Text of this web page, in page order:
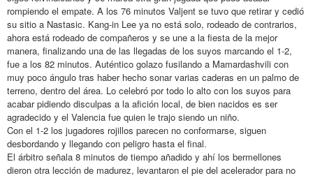
rompiendo el empate. A los 76 minutos Valjent se tuvo que retirar y cedió
su sitio a Nastasic. Kang-in Lee ya no está solo, rodeado de contrarios,
ahora está rodeado de compañeros y se une a la fiesta de la mejor
manera, finalizando una de las llegadas de los suyos marcando el 1-2,
fue a los 82 minutos. Auténtico golazo fusilando a Mamardashvili con
muy poco ángulo tras haber hecho sonar varias caderas en un palmo de
terreno, dentro del área. Lo celebró por todo lo alto con los suyos para
acabar pidiendo disculpas a la afición local, de bien nacidos es ser
agradecido y el Valencia fue quien le trajo siendo un niño.
Con el 1-2 los jugadores rojillos parecen no conformarse, siguen
desbordando y llegando con peligro hasta el final.
El árbitro señala 8 minutos de tiempo añadido y ahí los bermellones
dieron otra lección de madurez, levantaron el pie del acelerador para no